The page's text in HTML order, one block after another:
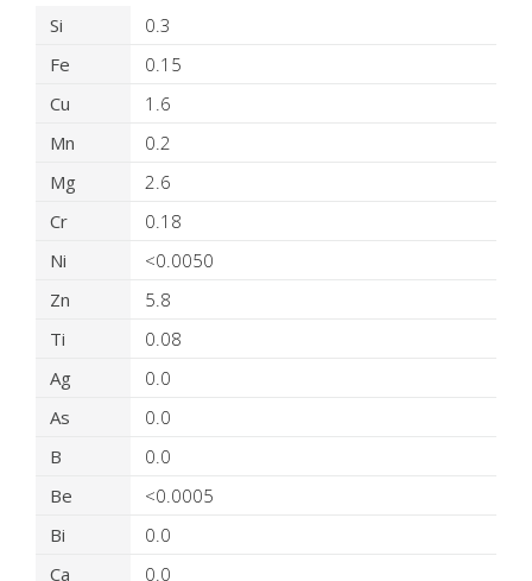
Détails du produit virtuel
Si
0.3
Fe
0.15
Cu
1.6
Mn
0.2
Mg
2.6
Cr
0.18
Ni
<0.0050
Zn
5.8
Ti
0.08
Ag
0.0
As
0.0
B
0.0
Be
<0.0005
Bi
0.0
Ca
0.0